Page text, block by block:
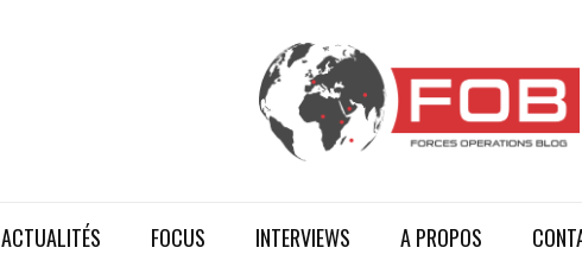
ACTUALITÉS FOCUS INTERVIEWS A PROPOS